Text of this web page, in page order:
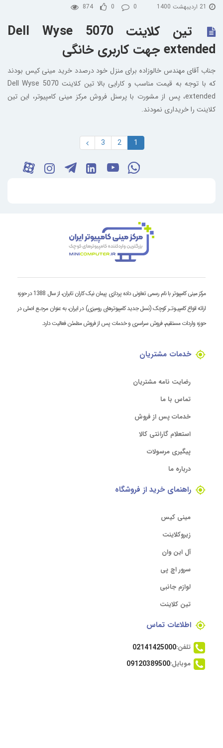
21 اردیبهشت 1400 874 0 0
تین کلاینت Dell Wyse 5070
extended جهت کاربری خانگی
جناب آقای مهندس خالوزاده برای منزل خود درصدد خرید مینی کیس بودند
که با توجه به قیمت مناسب و کارایی بالا تین کلاینت Dell Wyse 5070
extended، پس از مشورت با پرسنل فروش مرکز مینی کامپیوتر، این تین
کلاینت را خریداری نمودند.
1
2
3
مرکز مینی کامپیوتر با نام رسمی تعاونی داده پردازی پیمان نیک کاران تابران، از سال 1388 در حوزه
ارائه انواع کامپیـوتـر کوچک (نسل جدید کامپیوترهای رومیزی) در ایران، به عنوان مرجـع اصلی در
حوزه واردات مستقیم، فروش سراسری و خدمات پس از فروش مطمئن فعالیت دارد.
خدمات مشتریان
رضایت نامه مشتریان
تماس با ما
خدمات پس از فروش
استعلام گارانتی کالا
پیگیری مرسولات
درباره ما
راهنمای خرید از فروشگاه
مینی کیس
زیروکلاینت
آل این وان
سرور اچ پی
لوازم جانبی
تین کلاینت
اطلاعات تماس
تلفن:02141425000
موبایل:09120389500